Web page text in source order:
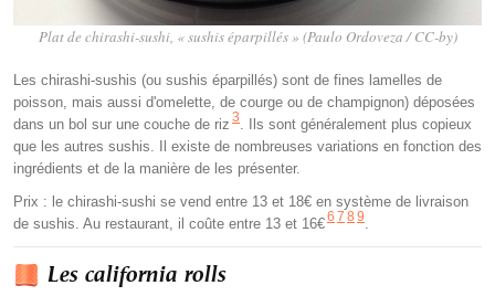
Plat de chirashi-sushi, « sushis éparpillés » (Paulo Ordoveza / CC-by)
Les chirashi-sushis (ou sushis éparpillés) sont de fines lamelles de
poisson, mais aussi d'omelette, de courge ou de champignon) déposées
dans un bol sur une couche de riz 3. Ils sont généralement plus copieux
que les autres sushis. Il existe de nombreuses variations en fonction des
ingrédients et de la manière de les présenter.
Prix : le chirashi-sushi se vend entre 13 et 18€ en système de livraison
de sushis. Au restaurant, il coûte entre 13 et 16€6 7 8 9.
Les california rolls